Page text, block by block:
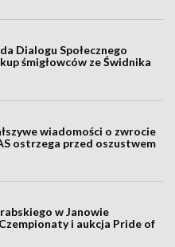
Dialogu Społecznego
śmigłowców ze Świdnika
wiadomości o zwrocie
ostrzega przed oszustwem
w Janowie
i aukcja Pride of